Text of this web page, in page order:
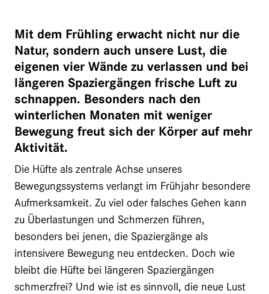
Mit dem Frühling erwacht nicht nur die
Natur, sondern auch unsere Lust, die
eigenen vier Wände zu verlassen und bei
längeren Spaziergängen frische Luft zu
schnappen. Besonders nach den
winterlichen Monaten mit weniger
Bewegung freut sich der Körper auf mehr
Aktivität.
Die Hüfte als zentrale Achse unseres
Bewegungssystems verlangt im Frühjahr besondere
Aufmerksamkeit. Zu viel oder falsches Gehen kann
zu Überlastungen und Schmerzen führen,
besonders bei jenen, die Spaziergänge als
intensivere Bewegung neu entdecken. Doch wie
bleibt die Hüfte bei längeren Spaziergängen
schmerzfrei? Und wie ist es sinnvoll, die neue Lust